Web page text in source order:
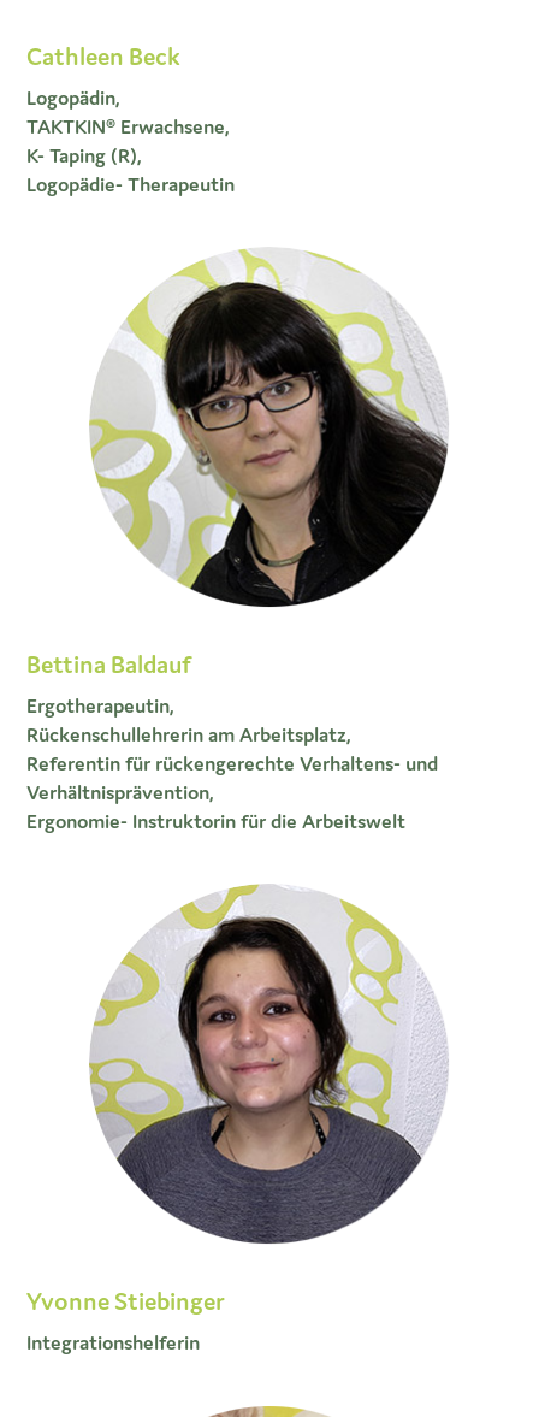
Cathleen Beck
Logopädin,
TAKTKIN® Erwachsene,
K- Taping (R),
Logopädie- Therapeutin
Bettina Baldauf
Ergotherapeutin,
Rückenschullehrerin am Arbeitsplatz,
Referentin für rückengerechte Verhaltens- und
Verhältnisprävention,
Ergonomie- Instruktorin für die Arbeitswelt
Yvonne Stiebinger
Integrationshelferin